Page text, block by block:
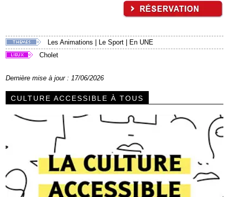
Les Animations | Le Sport | En UNE
Cholet
Dernière mise à jour : 17/06/2026
CULTURE ACCESSIBLE À TOUS